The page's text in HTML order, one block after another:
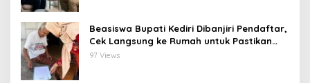
Beasiswa Bupati Kediri Dibanjiri Pendaftar,
Cek Langsung ke Rumah untuk Pastikan
Tepat Sasaran
97 Views